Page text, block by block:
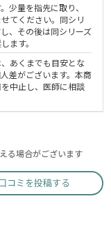
少量を指先に取り、
てください。同シリ
、その後は同シリーズ
ます。
あくまでも目安とな
差がございます。本商
中止し、医師に相談
る場合がございます
コミを投稿する